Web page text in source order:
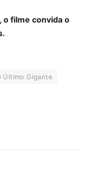
o filme convida o
Último Gigante